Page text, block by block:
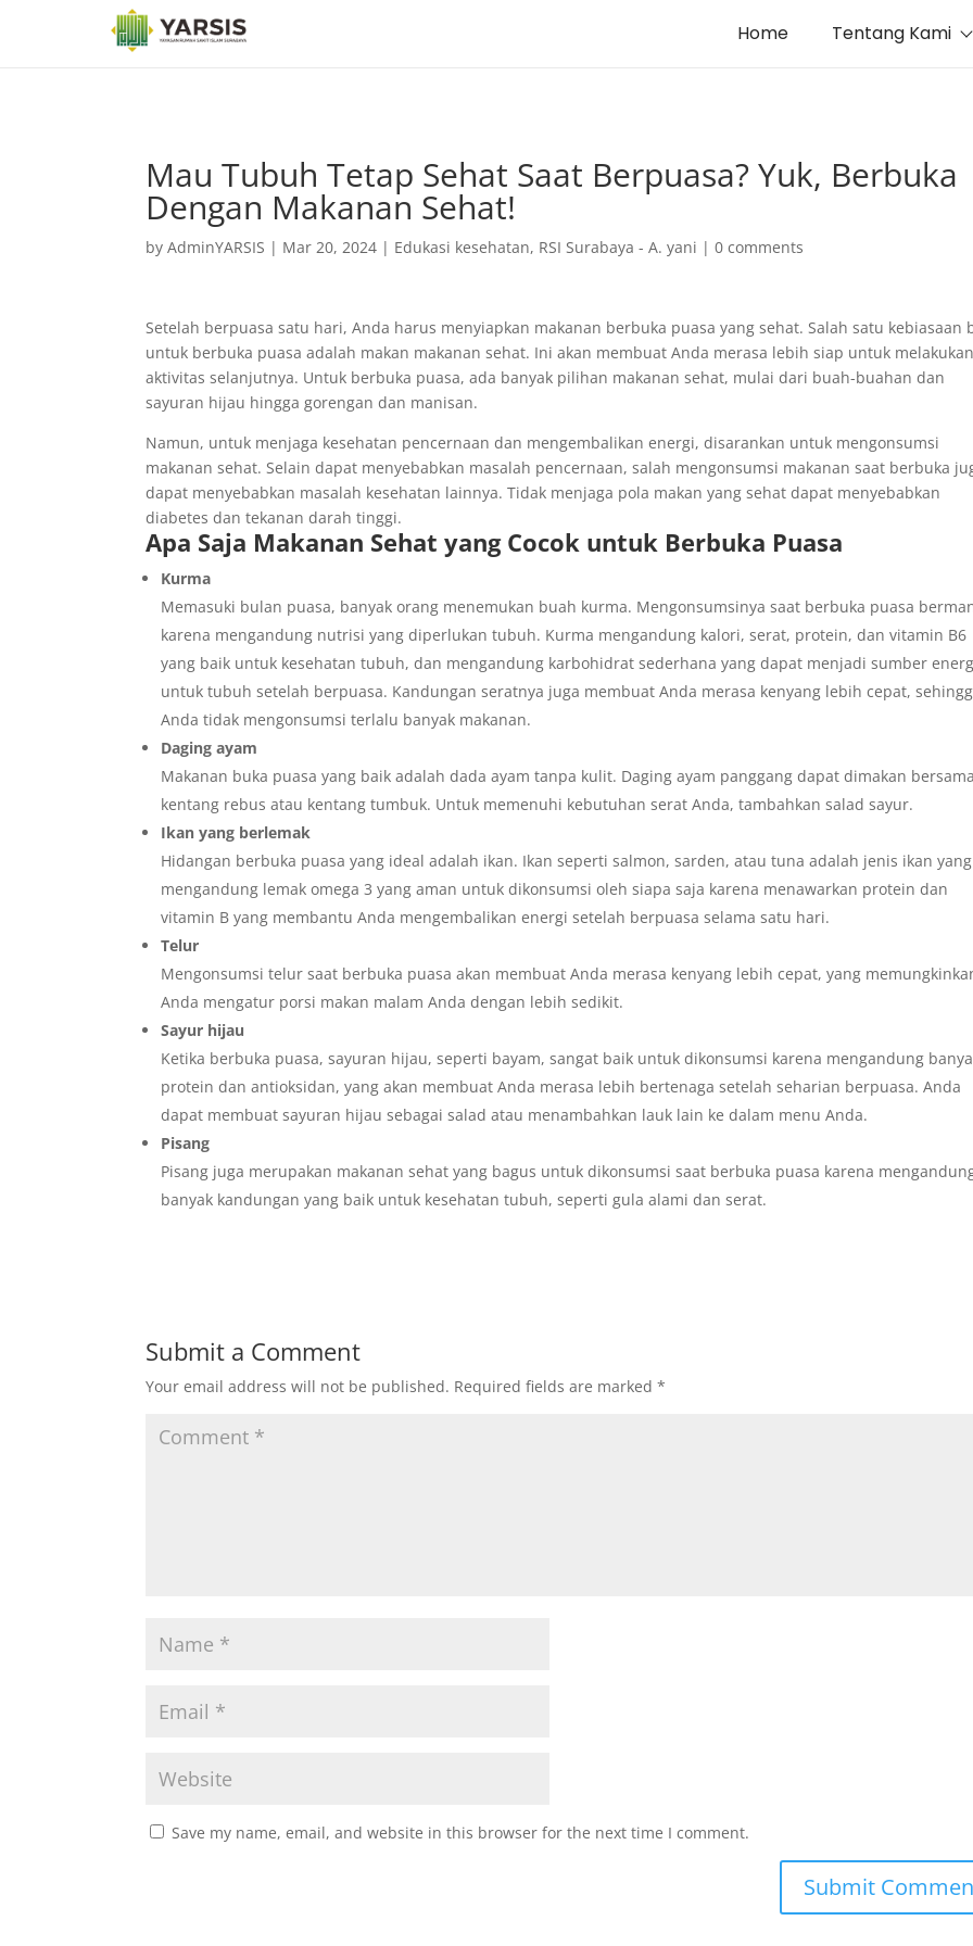
Home Tentang Kami
Mau Tubuh Tetap Sehat Saat Berpuasa? Yuk, Berbuka
Dengan Makanan Sehat!
byAdminYARSIS | Mar 20, 2024 | Edukasi kesehatan, RSI Surabaya - A. yani |0 comments
Setelah berpuasa satu hari, Anda harus menyiapkan makanan berbuka puasa yang sehat. Salah satu kebiasaan
untuk berbuka puasa adalah makan makanan sehat. Ini akan membuat Anda merasa lebih siap untuk melakukan
aktivitas selanjutnya. Untuk berbuka puasa, ada banyak pilihan makanan sehat, mulai dari buah-buahan dan
sayuran hijau hingga gorengan dan manisan.
Namun, untuk menjaga kesehatan pencernaan dan mengembalikan energi, disarankan untuk mengonsumsi
makanan sehat. Selain dapat menyebabkan masalah pencernaan, salah mengonsumsi makanan saat berbuka
dapat menyebabkan masalah kesehatan lainnya. Tidak menjaga pola makan yang sehat dapat menyebabkan
diabetes dan tekanan darah tinggi.
Apa Saja Makanan Sehat yang Cocok untuk Berbuka Puasa
Kurma
Memasuki bulan puasa, banyak orang menemukan buah kurma. Mengonsumsinya saat berbuka puasa
karena mengandung nutrisi yang diperlukan tubuh. Kurma mengandung kalori, serat, protein, dan vitamin B6
yang baik untuk kesehatan tubuh, dan mengandung karbohidrat sederhana yang dapat menjadi sumber
untuk tubuh setelah berpuasa. Kandungan seratnya juga membuat Anda merasa kenyang lebih cepat,
Anda tidak mengonsumsi terlalu banyak makanan.
Daging ayam
Makanan buka puasa yang baik adalah dada ayam tanpa kulit. Daging ayam panggang dapat dimakan bersama
kentang rebus atau kentang tumbuk. Untuk memenuhi kebutuhan serat Anda, tambahkan salad sayur.
Ikan yang berlemak
Hidangan berbuka puasa yang ideal adalah ikan. Ikan seperti salmon, sarden, atau tuna adalah jenis ikan yang
mengandung lemak omega 3 yang aman untuk dikonsumsi oleh siapa saja karena menawarkan protein dan
vitamin B yang membantu Anda mengembalikan energi setelah berpuasa selama satu hari.
Telur
Mengonsumsi telur saat berbuka puasa akan membuat Anda merasa kenyang lebih cepat, yang
Anda mengatur porsi makan malam Anda dengan lebih sedikit.
Sayur hijau
Ketika berbuka puasa, sayuran hijau, seperti bayam, sangat baik untuk dikonsumsi karena mengandung
protein dan antioksidan, yang akan membuat Anda merasa lebih bertenaga setelah seharian berpuasa. Anda
dapat membuat sayuran hijau sebagai salad atau menambahkan lauk lain ke dalam menu Anda.
Pisang
Pisang juga merupakan makanan sehat yang bagus untuk dikonsumsi saat berbuka puasa karena
banyak kandungan yang baik untuk kesehatan tubuh, seperti gula alami dan serat.
Submit a Comment
Your email address will not be published. Required fields are marked*
Save my name, email, and website in this browser for the next time I comment.